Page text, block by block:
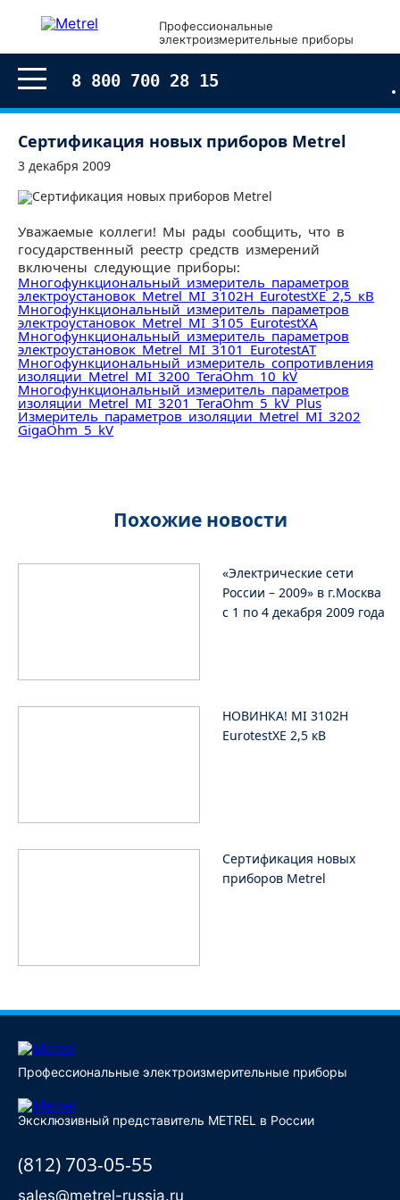
Профессиональные
электроизмерительные приборы
8 800 700 28 15
Сертификация новых приборов Metrel
3 декабря 2009
Уважаемые коллеги! Мы рады сообщить, что в
государственный реестр средств измерений
включены следующие приборы:
Многофункциональный измеритель параметров
электроустановок Metrel MI 3102H EurotestXE 2,5 кВ
Многофункциональный измеритель параметров
электроустановок Metrel MI 3105 EurotestXA
Многофункциональный измеритель параметров
электроустановок Metrel MI 3101 EurotestAT
Многофункциональный измеритель сопротивления
изоляции Metrel MI 3200 TeraOhm 10 kV
Многофункциональный измеритель параметров
изоляции Metrel MI 3201 TeraOhm 5 kV Plus
Измеритель параметров изоляции Metrel MI 3202
GigaOhm 5 kV
Похожие новости
«Электрические сети
России – 2009» в г.Москва
c 1 по 4 декабря 2009 года
НОВИНКА! MI 3102H
EurotestXE 2,5 кВ
Сертификация новых
приборов Metrel
Профессиональные электроизмерительные приборы
Эксклюзивный представитель METREL в России
(812) 703-05-55
sales@metrel-russia.ru